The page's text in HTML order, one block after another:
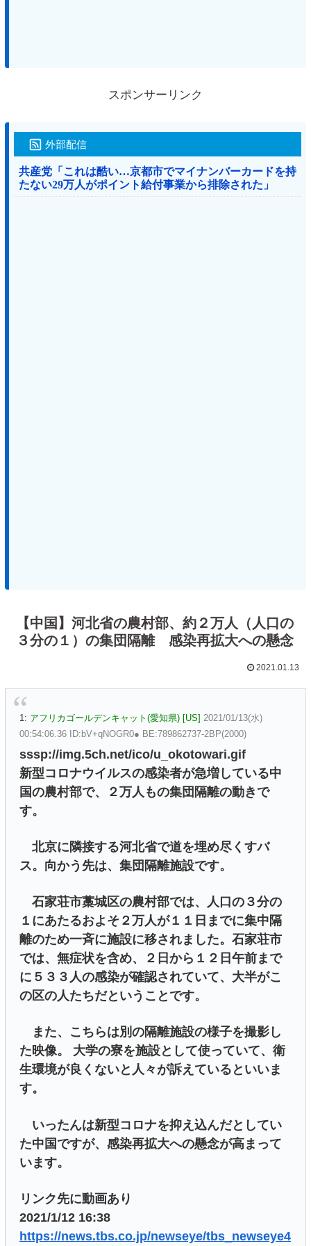
スポンサーリンク
外部配信
共産党「これは酷い…京都市でマイナンバーカードを持
たない29万人がポイント給付事業から排除された」
【中国】河北省の農村部、約２万人（人口の
３分の１）の集団隔離 感染再拡大への懸念
2021.01.13
1: アフリカゴールデンキャット(愛知県) [US] 2021/01/13(水)
00:54:06.36 ID:bV+qNOGR0● BE:789862737-2BP(2000)
sssp://img.5ch.net/ico/u_okotowari.gif
新型コロナウイルスの感染者が急増している中
国の農村部で、２万人もの集団隔離の動きで
す。
北京に隣接する河北省で道を埋め尽くすバ
ス。向かう先は、集団隔離施設です。
石家荘市藁城区の農村部では、人口の３分の
１にあたるおよそ２万人が１１日までに集中隔
離のため一斉に施設に移されました。石家荘市
では、無症状を含め、２日から１２日午前まで
に５３３人の感染が確認されていて、大半がこ
の区の人たちだということです。
また、こちらは別の隔離施設の様子を撮影し
た映像。 大学の寮を施設として使っていて、衛
生環境が良くないと人々が訴えているといいま
す。
いったんは新型コロナを抑え込んだとしてい
た中国ですが、感染再拡大への懸念が高まって
います。
リンク先に動画あり
2021/1/12 16:38
https://news.tbs.co.jp/newseye/tbs_newseye4